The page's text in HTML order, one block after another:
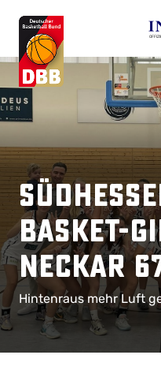
Basket-
Neckar
Hintenraus mehr Luft